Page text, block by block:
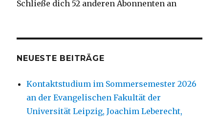
Schließe dich 52 anderen Abonnenten an
NEUESTE BEITRÄGE
Kontaktstudium im Sommersemester 2026
an der Evangelischen Fakultät der
Universität Leipzig, Joachim Leberecht,